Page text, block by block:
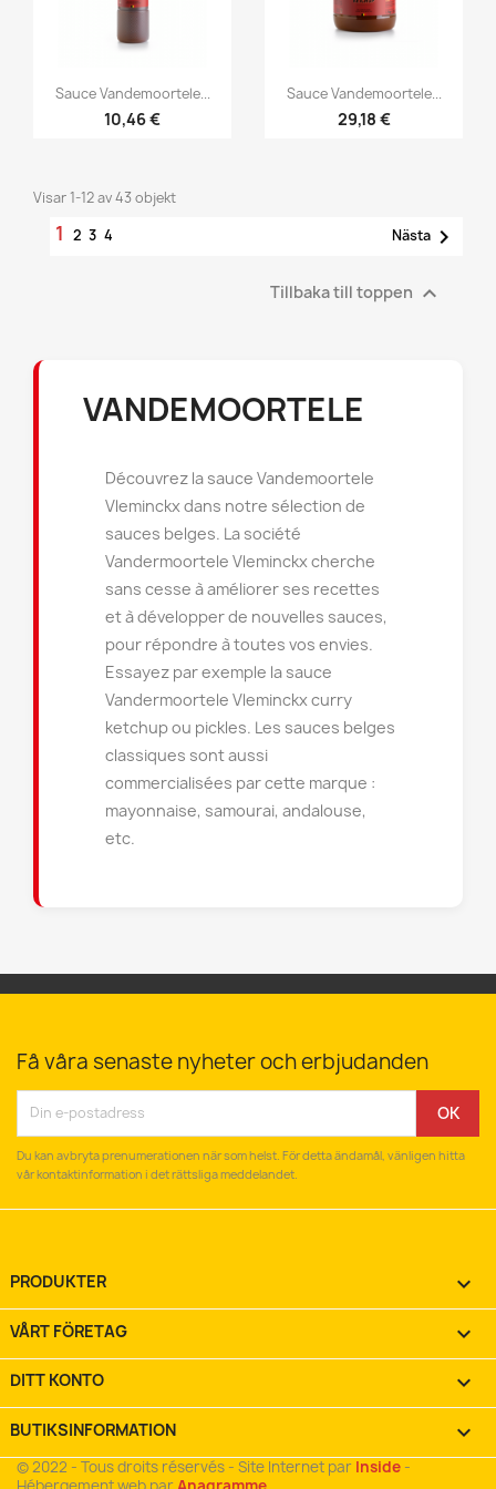
Snabbvy
Sauce Vandemoortele...
10,46 €
Snabbvy
Sauce Vandemoortele...
29,18 €
Visar 1-12 av 43 objekt
1 23 4 Nästa
Tillbaka till toppen 
VANDEMOORTELE
Découvrez la sauce Vandemoortele
Vleminckx dans notre sélection de
sauces belges. La société
Vandermoortele Vleminckx cherche
sans cesse à améliorer ses recettes
et à développer de nouvelles sauces,
pour répondre à toutes vos envies.
Essayez par exemple la sauce
Vandermoortele Vleminckx curry
ketchup ou pickles. Les sauces belges
classiques sont aussi
commercialisées par cette marque :
mayonnaise, samourai, andalouse,
etc.
Få våra senaste nyheter och erbjudanden
Du kan avbryta prenumerationen när som helst. För detta ändamål, vänligen hitta
vår kontaktinformation i det rättsliga meddelandet.
PRODUKTER 
VÅRT FÖRETAG 
DITT KONTO 
BUTIKSINFORMATION keyboard_arrow_down
© 2022 - Tous droits réservés - Site Internet par Inside -